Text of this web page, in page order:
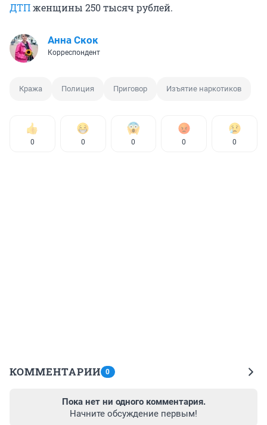
ДТПженщины 250 тысяч рублей.
Анна Скок
Корреспондент
Кража Полиция Приговор Изъятие наркотиков
0 0 0 0 0
КОММЕНТАРИИ 0
Пока нет ни одного комментария.
Начните обсуждение первым!